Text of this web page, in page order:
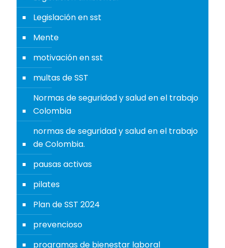
Legislación en sst
Mente
motivación en sst
multas de SST
Normas de seguridad y salud en el trabajo
Colombia
normas de seguridad y salud en el trabajo
de Colombia.
pausas activas
pilates
Plan de SST 2024
prevencioso
programas de bienestar laboral